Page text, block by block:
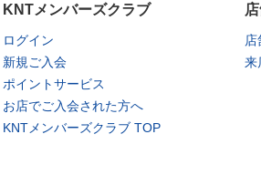
熊野・串本・勝浦に泊まろう！和
予約期間
2026年2月27日（金）～2026年7月17
対象期間
2026年4月5日（日）～2026年7月17日
5月1日～5日宿泊は対象外
国内宿泊
KNTメンバーズクラブ
ログイン
新規ご入会
ポイントサービス
お店でご入会された方へ
KNTメンバーズクラブ TOP
来